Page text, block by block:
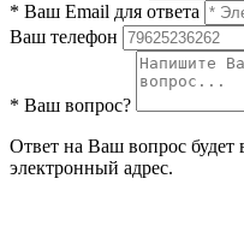
* Ваш Email для ответа
Ваш телефон
* Ваш вопрос?
Ответ на Ваш вопрос
электронный адрес.